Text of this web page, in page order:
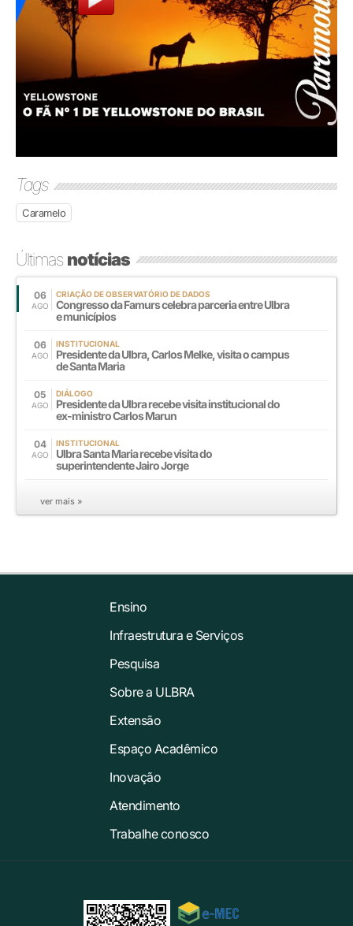
Tags
Caramelo
Últimasnotícias
06
AGO
CRIAÇÃO DE OBSERVATÓRIO DE DADOS
Congresso da Famurs celebra parceria entre Ulbra
e municípios
06
AGO
INSTITUCIONAL
Presidente da Ulbra, Carlos Melke, visita o campus
de Santa Maria
05
AGO
DIÁLOGO
Presidente da Ulbra recebe visita institucional do
ex-ministro Carlos Marun
04
AGO
INSTITUCIONAL
Ulbra Santa Maria recebe visita do
superintendente Jairo Jorge
ver mais »
Ensino
Infraestrutura e Serviços
Pesquisa
Sobre a ULBRA
Extensão
Espaço Acadêmico
Inovação
Atendimento
Trabalhe conosco